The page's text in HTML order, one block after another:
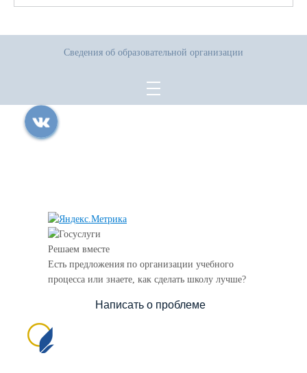
Сведения об образовательной организации
Решаем вместе
Есть предложения по организации учебного
процесса или знаете, как сделать школу лучше?
Написать о проблеме